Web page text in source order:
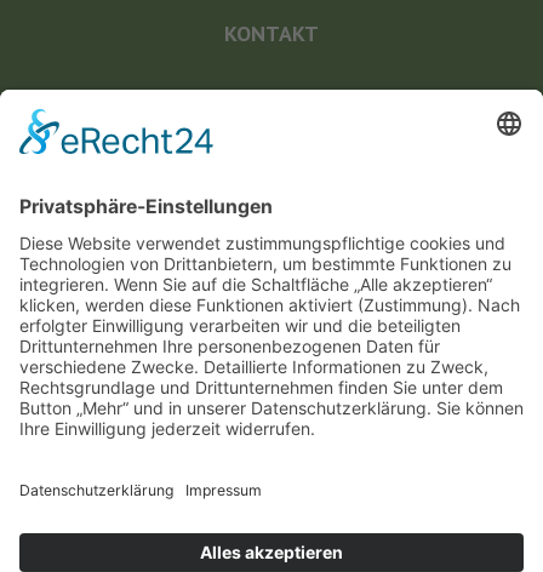
KONTAKT
Mecklenburg-Vorpommern e. V.
19053 Schwerin
0385 2007 386 0
DATENSCHUTZ
IMPRESSUM